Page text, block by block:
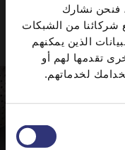
فنحن نشارك
شركائنا من الشبكات
الذين يمكنهم
تقدمها لهم أو
لخدماتهم.